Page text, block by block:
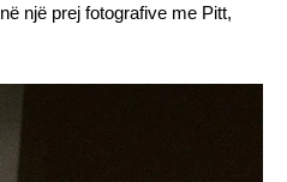
një prej fotografive me Pitt,